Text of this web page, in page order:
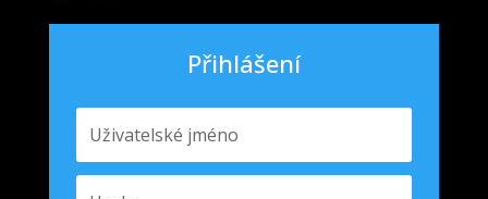
Přihlášení